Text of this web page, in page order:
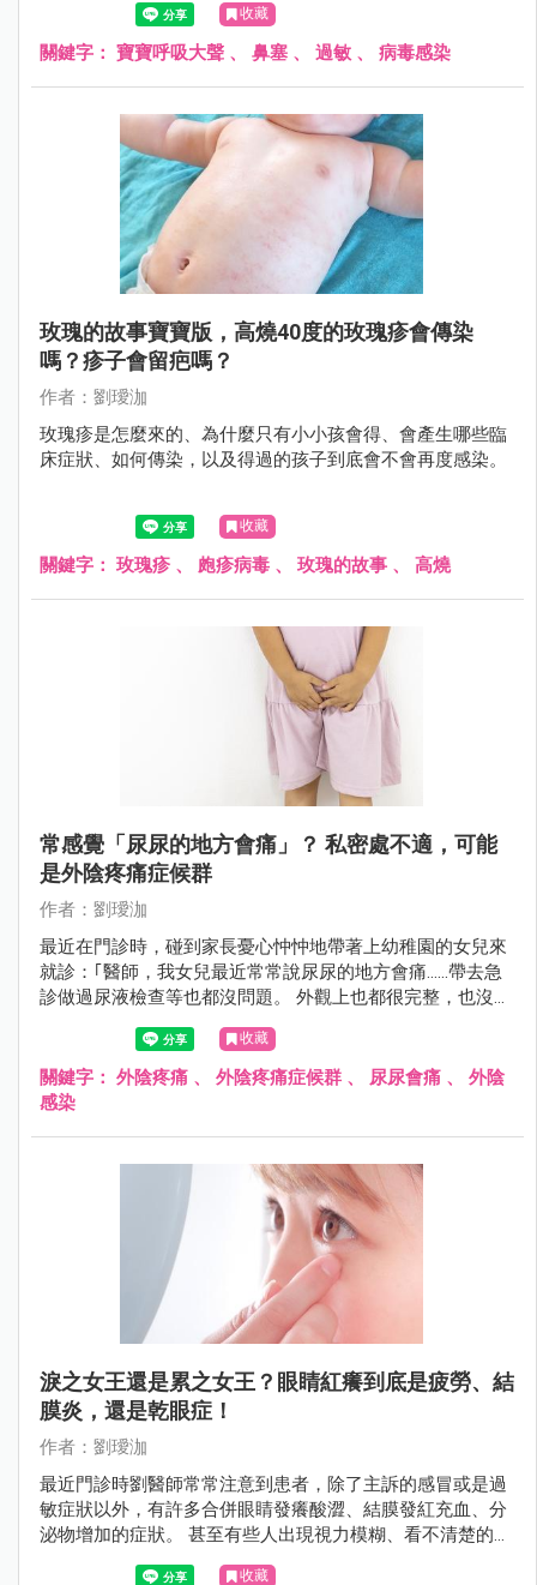
收藏
關鍵字： 寶寶呼吸大聲 、 鼻塞 、 過敏 、 病毒感染
玫瑰的故事寶寶版，高燒40度的玫瑰疹會傳染
嗎？疹子會留疤嗎？
作者：劉璦泇
玫瑰疹是怎麼來的、為什麼只有小小孩會得、會產生哪些臨
床症狀、如何傳染，以及得過的孩子到底會不會再度感染。
收藏
關鍵字： 玫瑰疹 、 皰疹病毒 、 玫瑰的故事 、 高燒
常感覺「尿尿的地方會痛」？ 私密處不適，可能
是外陰疼痛症候群
作者：劉璦泇
最近在門診時，碰到家長憂心忡忡地帶著上幼稚園的女兒來
就診：｢醫師，我女兒最近常常說尿尿的地方會痛......帶去急
診做過尿液檢查等也都沒問題。 外觀上也都很完整，也沒有
受傷......請問這樣到底是怎麼會回事？」
收藏
關鍵字： 外陰疼痛 、 外陰疼痛症候群 、 尿尿會痛 、 外陰
感染
淚之女王還是累之女王？眼睛紅癢到底是疲勞、結
膜炎，還是乾眼症！
作者：劉璦泇
最近門診時劉醫師常常注意到患者，除了主訴的感冒或是過
敏症狀以外，有許多合併眼睛發癢酸澀、結膜發紅充血、分
泌物增加的症狀。 甚至有些人出現視力模糊、看不清楚的病
收藏